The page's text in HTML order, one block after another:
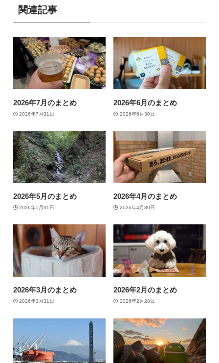
関連記事
2026年7月のまとめ
2026年7月31日
2026年6月のまとめ
2026年6月30日
2026年5月のまとめ
2026年5月31日
2026年4月のまとめ
2026年4月30日
2026年3月のまとめ
2026年3月31日
2026年2月のまとめ
2026年2月28日